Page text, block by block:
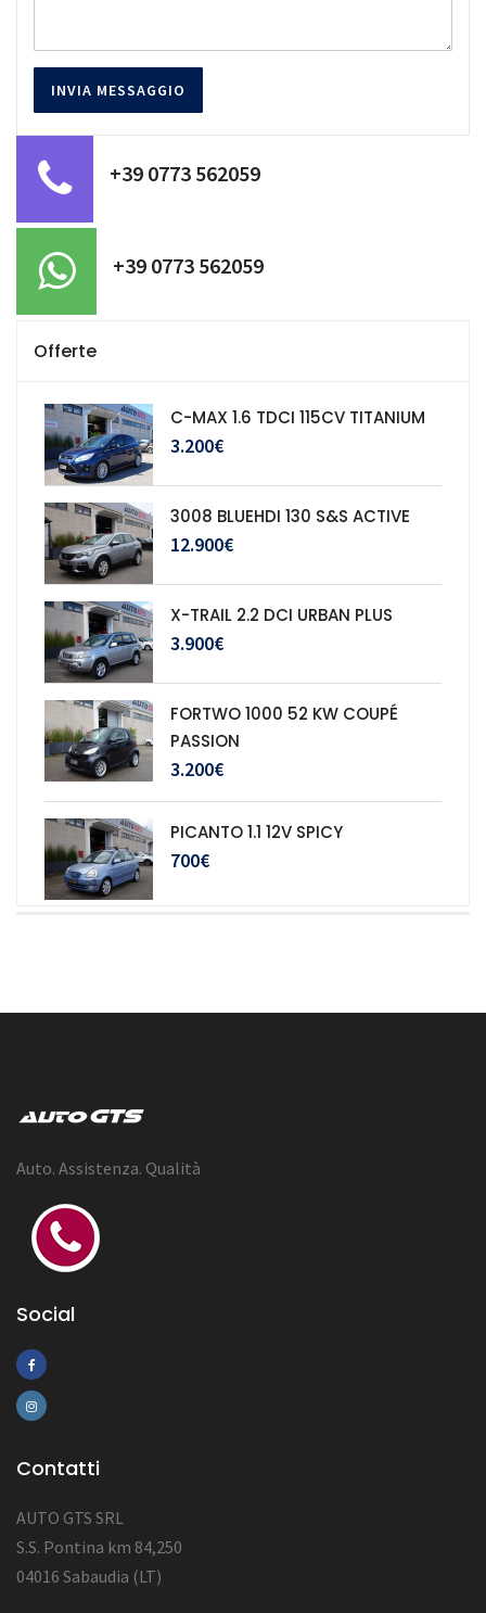
+39 0773 562059
+39 0773 562059
Offerte
C-MAX 1.6 TDCI 115CV TITANIUM
3.200€
3008 BLUEHDI 130 S&S ACTIVE
12.900€
X-TRAIL 2.2 DCI URBAN PLUS
3.900€
FORTWO 1000 52 KW COUPÉ
PASSION
3.200€
PICANTO 1.1 12V SPICY
700€
Auto. Assistenza. Qualità
Social
Contatti
AUTO GTS SRL
S.S. Pontina km 84,250
04016 Sabaudia (LT)